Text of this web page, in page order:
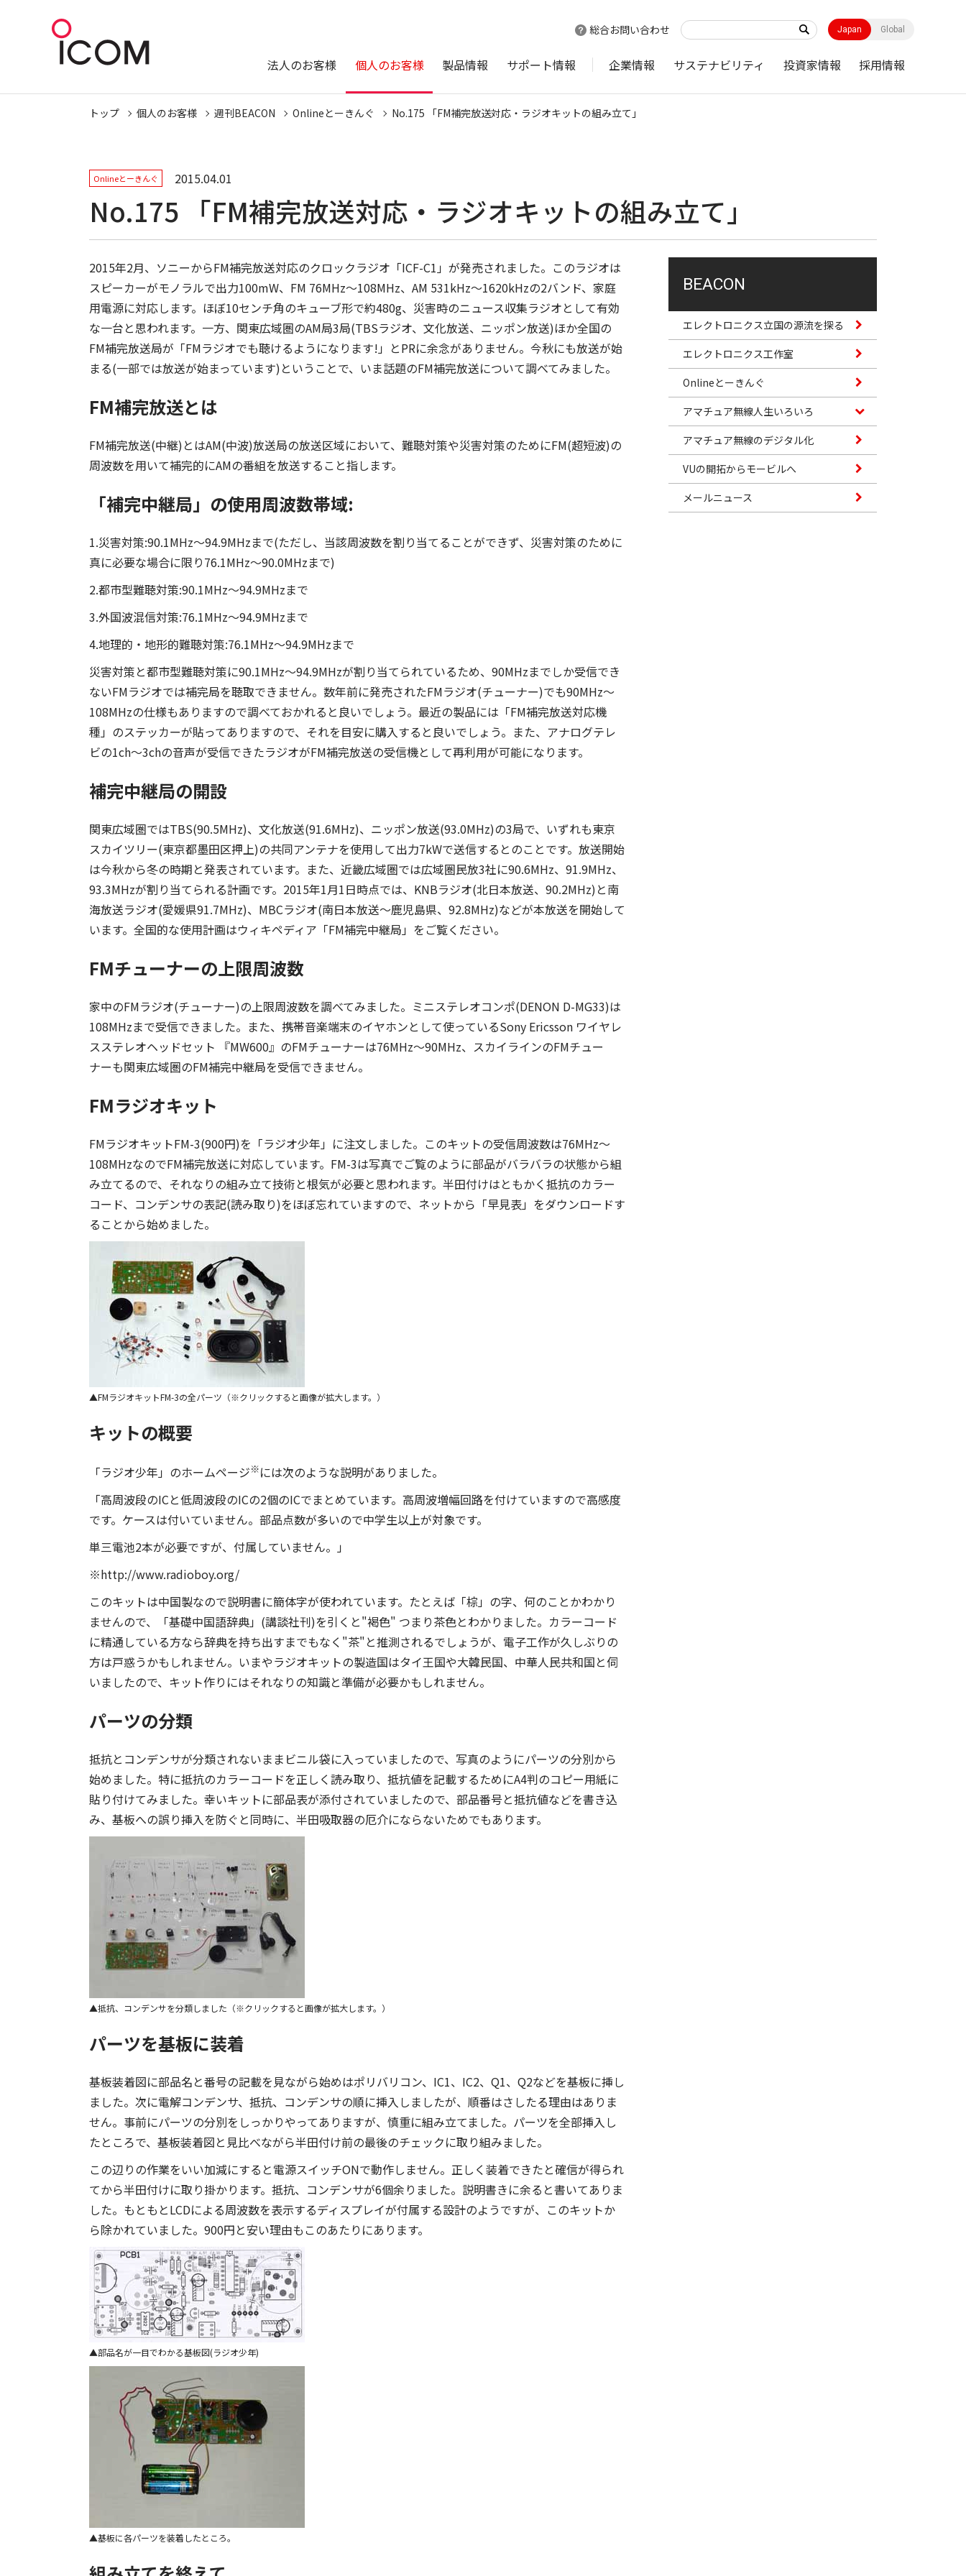
総合お問い合わせ Japan Global
法人のお客様 個人のお客様 製品情報 サポート情報 企業情報 サステナビリティ 投資家情報 採用情報
トップ 個人のお客様 週刊BEACON Onlineとーきんぐ No.175 「FM補完放送対応・ラジオキットの組み立て」
Onlineとーきんぐ 2015.04.01
No.175 「FM補完放送対応・ラジオキットの組み立て」
2015年2月、ソニーからFM補完放送対応のクロックラジオ「ICF-C1」が発売されました。このラジオは
スピーカーがモノラルで出力100mW、FM 76MHz～108MHz、AM 531kHz～1620kHzの2バンド、家庭
用電源に対応します。ほぼ10センチ角のキューブ形で約480g、災害時のニュース収集ラジオとして有効
な一台と思われます。一方、関東広域圏のAM局3局(TBSラジオ、文化放送、ニッポン放送)ほか全国の
FM補完放送局が「FMラジオでも聴けるようになります!」とPRに余念がありません。今秋にも放送が始
まる(一部では放送が始まっています)ということで、いま話題のFM補完放送について調べてみました。
FM補完放送とは
FM補完放送(中継)とはAM(中波)放送局の放送区域において、難聴対策や災害対策のためにFM(超短波)の
周波数を用いて補完的にAMの番組を放送すること指します。
「補完中継局」の使用周波数帯域:
1.災害対策:90.1MHz～94.9MHzまで(ただし、当該周波数を割り当てることができず、災害対策のために
真に必要な場合に限り76.1MHz～90.0MHzまで)
2.都市型難聴対策:90.1MHz～94.9MHzまで
3.外国波混信対策:76.1MHz～94.9MHzまで
4.地理的・地形的難聴対策:76.1MHz～94.9MHzまで
災害対策と都市型難聴対策に90.1MHz～94.9MHzが割り当てられているため、90MHzまでしか受信でき
ないFMラジオでは補完局を聴取できません。数年前に発売されたFMラジオ(チューナー)でも90MHz～
108MHzの仕様もありますので調べておかれると良いでしょう。最近の製品には「FM補完放送対応機
種」のステッカーが貼ってありますので、それを目安に購入すると良いでしょう。また、アナログテレ
ビの1ch～3chの音声が受信できたラジオがFM補完放送の受信機として再利用が可能になります。
補完中継局の開設
関東広域圏ではTBS(90.5MHz)、文化放送(91.6MHz)、ニッポン放送(93.0MHz)の3局で、いずれも東京
スカイツリー(東京都墨田区押上)の共同アンテナを使用して出力7kWで送信するとのことです。放送開始
は今秋から冬の時期と発表されています。また、近畿広域圏では広域圏民放3社に90.6MHz、91.9MHz、
93.3MHzが割り当てられる計画です。2015年1月1日時点では、KNBラジオ(北日本放送、90.2MHz)と南
海放送ラジオ(愛媛県91.7MHz)、MBCラジオ(南日本放送～鹿児島県、92.8MHz)などが本放送を開始して
います。全国的な使用計画はウィキペディア「FM補完中継局」をご覧ください。
FMチューナーの上限周波数
家中のFMラジオ(チューナー)の上限周波数を調べてみました。ミニステレオコンポ(DENON D-MG33)は
108MHzまで受信できました。また、携帯音楽端末のイヤホンとして使っているSony Ericsson ワイヤレ
スステレオヘッドセット 『MW600』のFMチューナーは76MHz～90MHz、スカイラインのFMチュー
ナーも関東広域圏のFM補完中継局を受信できません。
FMラジオキット
FMラジオキットFM-3(900円)を「ラジオ少年」に注文しました。このキットの受信周波数は76MHz～
108MHzなのでFM補完放送に対応しています。FM-3は写真でご覧のように部品がバラバラの状態から組
み立てるので、それなりの組み立て技術と根気が必要と思われます。半田付けはともかく抵抗のカラー
コード、コンデンサの表記(読み取り)をほぼ忘れていますので、ネットから「早見表」をダウンロードす
ることから始めました。
FMラジオキットFM-3の全パーツ（※クリックすると画像が拡大します。）
キットの概要
「ラジオ少年」のホームページ※には次のような説明がありました。
「高周波段のICと低周波段のICの2個のICでまとめています。高周波増幅回路を付けていますので高感度
です。ケースは付いていません。部品点数が多いので中学生以上が対象です。
単三電池2本が必要ですが、付属していません。」
※http://www.radioboy.org/
このキットは中国製なので説明書に簡体字が使われています。たとえば「棕」の字、何のことかわかり
ませんので、「基礎中国語辞典」(講談社刊)を引くと"褐色" つまり茶色とわかりました。カラーコード
に精通している方なら辞典を持ち出すまでもなく"茶"と推測されるでしょうが、電子工作が久しぶりの
方は戸惑うかもしれません。いまやラジオキットの製造国はタイ王国や大韓民国、中華人民共和国と伺
いましたので、キット作りにはそれなりの知識と準備が必要かもしれません。
パーツの分類
抵抗とコンデンサが分類されないままビニル袋に入っていましたので、写真のようにパーツの分別から
始めました。特に抵抗のカラーコードを正しく読み取り、抵抗値を記載するためにA4判のコピー用紙に
貼り付けてみました。幸いキットに部品表が添付されていましたので、部品番号と抵抗値などを書き込
み、基板への誤り挿入を防ぐと同時に、半田吸取器の厄介にならないためでもあります。
抵抗、コンデンサを分類しました（※クリックすると画像が拡大します。）
パーツを基板に装着
基板装着図に部品名と番号の記載を見ながら始めはポリバリコン、IC1、IC2、Q1、Q2などを基板に挿し
ました。次に電解コンデンサ、抵抗、コンデンサの順に挿入しましたが、順番はさしたる理由はありま
せん。事前にパーツの分別をしっかりやってありますが、慎重に組み立てました。パーツを全部挿入し
たところで、基板装着図と見比べながら半田付け前の最後のチェックに取り組みました。
この辺りの作業をいい加減にすると電源スイッチONで動作しません。正しく装着できたと確信が得られ
てから半田付けに取り掛かります。抵抗、コンデンサが6個余りました。説明書きに余ると書いてありま
した。もともとLCDによる周波数を表示するディスプレイが付属する設計のようですが、このキットか
ら除かれていました。900円と安い理由もこのあたりにあります。
部品名が一目でわかる基板図(ラジオ少年)
基板に各パーツを装着したところ。
BEACON
エレクトロニクス立国の源流を探る
エレクトロニクス工作室
Onlineとーきんぐ
アマチュア無線人生いろいろ
アマチュア無線のデジタル化
VUの開拓からモービルへ
メールニュース